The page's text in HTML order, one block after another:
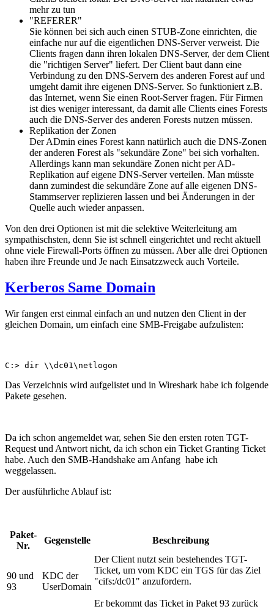
mehr zu tun
"REFERER"
Sie können bei sich auch einen STUB-Zone einrichten, die
einfache nur auf die eigentlichen DNS-Server verweist. Die
Clients fragen dann ihren lokalen DNS-Server, der dem Client
die "richtigen Server" liefert. Der Client baut dann eine
Verbindung zu den DNS-Servern des anderen Forest auf und
umgeht damit ihre eigenen DNS-Server. So funktioniert z.B.
das Internet, wenn Sie einen Root-Server fragen. Für Firmen
ist dies weniger interessant, da damit alle Clients eines Forests
auch die DNS-Server des anderen Forests nutzen müssen.
Replikation der Zonen
Der ADmin eines Forest kann natürlich auch die DNS-Zonen
der anderen Forest als "sekundäre Zone" bei sich vorhalten.
Allerdings kann man sekundäre Zonen nicht per AD-
Replikation auf eigene DNS-Server verteilen. Man müsste
dann zumindest die sekundäre Zone auf alle eigenen DNS-
Stammserver replizieren lassen und bei Änderungen in der
Quelle auch wieder anpassen.
Von den drei Optionen ist mit die selektive Weiterleitung am
sympathischsten, denn Sie ist schnell eingerichtet und recht aktuell
ohne viele Firewall-Ports öffnen zu müssen. Aber alle drei Optionen
haben ihre Freunde und Je nach Einsatzzweck auch Vorteile.
Kerberos Same Domain
Wir fangen erst einmal einfach an und nutzen den Client in der
gleichen Domain, um einfach eine SMB-Freigabe aufzulisten:
C:> dir \\dc01\netlogon
Das Verzeichnis wird aufgelistet und in Wireshark habe ich folgende
Pakete gesehen.
Da ich schon angemeldet war, sehen Sie den ersten roten TGT-
Request und Antwort nicht, da ich schon ein Ticket Granting Ticket
habe. Auch den SMB-Handshake am Anfang habe ich
weggelassen.
Der ausführliche Ablauf ist:
Paket-
Nr.
Gegenstelle Beschreibung
90 und
93
KDC der
UserDomain
Der Client nutzt sein bestehendes TGT-
Ticket, um vom KDC ein TGS für das Ziel
"cifs:/dc01" anzufordern.
Er bekommt das Ticket in Paket 93 zurück